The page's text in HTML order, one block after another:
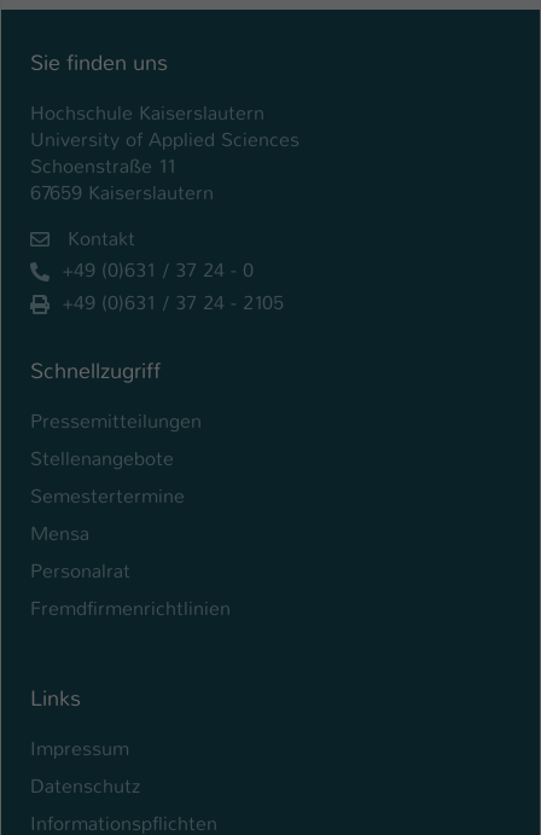
Sie finden uns
Hochschule Kaiserslautern
University of Applied Sciences
Schoenstraße 11
67659 Kaiserslautern
Kontakt
+49 (0)631 / 37 24 - 0
+49 (0)631 / 37 24 - 2105
Schnellzugriff
Pressemitteilungen
Stellenangebote
Semestertermine
Mensa
Personalrat
Fremdfirmenrichtlinien
Links
Impressum
Datenschutz
Informationspflichten